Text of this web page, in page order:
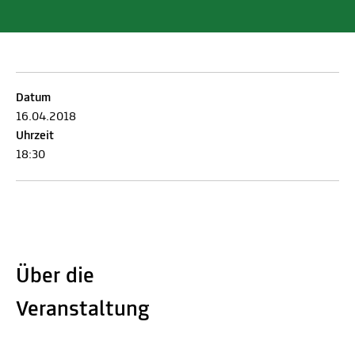
Datum
16.04.2018
Uhrzeit
18:30
Über die
Veranstaltung